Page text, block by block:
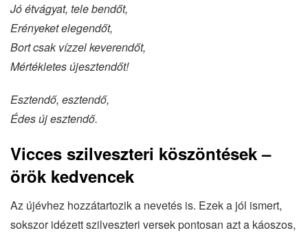
Jó étvágyat, tele bendőt,
Erényeket elegendőt,
Bort csak vízzel keverendőt,
Mértékletes újesztendőt!
Esztendő, esztendő,
Édes új esztendő.
Vicces szilveszteri köszöntések –
örök kedvencek
Az újévhez hozzátartozik a nevetés is. Ezek a jól ismert,
sokszor idézett szilveszteri versek pontosan azt a káoszos,